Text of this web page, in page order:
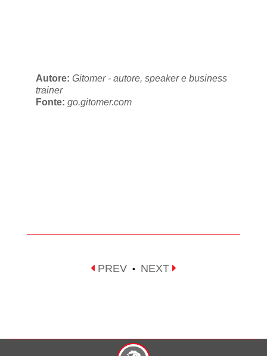
Autore: Gitomer - autore, speaker e business
trainer
Fonte: go.gitomer.com
PREV • NEXT